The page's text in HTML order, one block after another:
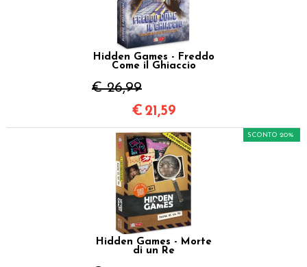
Hidden Games - Freddo
Come il Ghiaccio
€ 26,99
€ 21,59
Hidden Games - Morte
di un Re
SCONTO 20%